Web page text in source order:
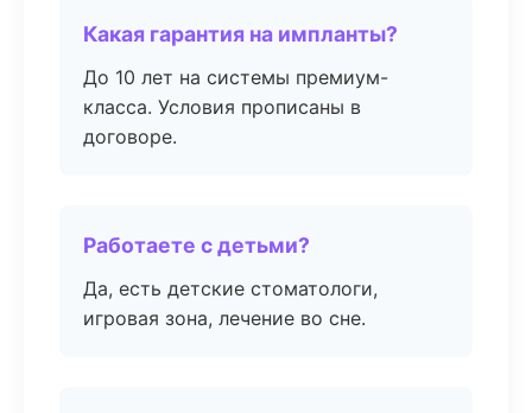
Какая гарантия на импланты?
До 10 лет на системы премиум-
класса. Условия прописаны в
договоре.
Работаете с детьми?
Да, есть детские стоматологи,
игровая зона, лечение во сне.